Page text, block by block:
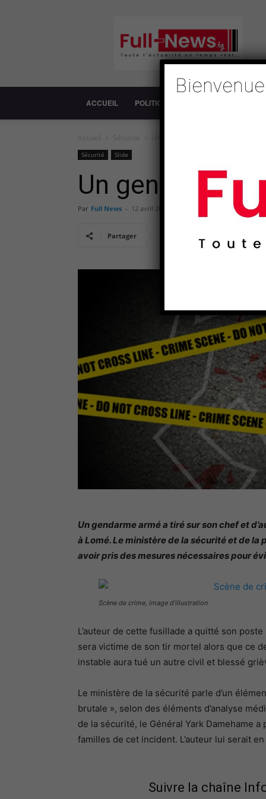
News
ACCUEIL POLITIQUE
Accueil Sécurité
Sécurité Slide
Un gendarme
Par Full News - 12 avril 2019
Partager
Un gendarme armé a tiré sur son chef et
à Lomé. Le ministère de la sécurité et de
avoir pris des mesures nécessaires pour
Scène de crime, image d’illustration
L’auteur de cette fusillade a quitté son
sera victime de son tir mortel alors que ce
instable aura tué un autre civil et blessé
Le ministère de la sécurité parle d’un
brutale », selon des éléments d’analyse
de la sécurité, le Général Yark Damehame
familles de cet incident. L’auteur lui serait
Suivre la chaîne